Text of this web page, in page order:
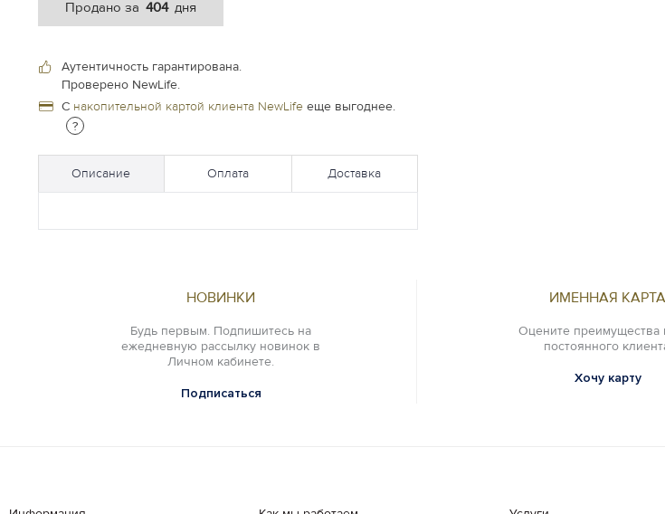
Продано за 404 дня
Аутентичность гарантирована.
Проверено NewLife.
С накопительной картой клиента NewLife еще выгоднее.
?
Описание Оплата Доставка
НОВИНКИ
Будь первым. Подпишитесь на
ежедневную рассылку новинок в
Личном кабинете.
Подписаться
ИМЕННАЯ КАРТА
Оцените преимущества
постоянного
Хочу карту